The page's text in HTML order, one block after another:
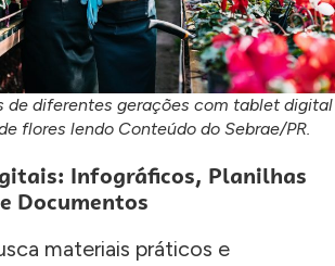
de diferentes gerações com tablet digital
flores lendo Conteúdo do Sebrae/PR.
Infográficos, Planilhas
Documentos
materiais práticos e